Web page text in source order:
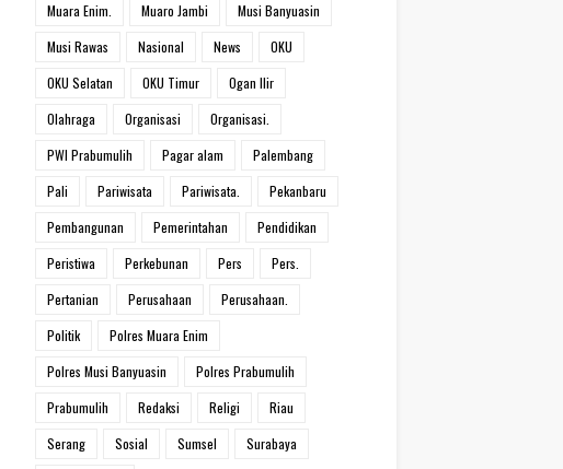
Muara Enim.
Muaro Jambi
Musi Banyuasin
Musi Rawas
Nasional News
OKU
OKU Selatan
OKU Timur
Ogan Ilir
Olahraga
Organisasi
Organisasi.
PWI Prabumulih
Pagar alam
Palembang
Pali
Pariwisata Pariwisata.
Pekanbaru
Pembangunan
Pemerintahan
Pendidikan
Peristiwa
Perkebunan Pers
Pers.
Pertanian
Perusahaan
Perusahaan.
Politik
Polres Muara Enim
Polres Musi Banyuasin
Polres Prabumulih
Prabumulih
Redaksi Religi
Riau
Serang
Sosial Sumsel
Surabaya